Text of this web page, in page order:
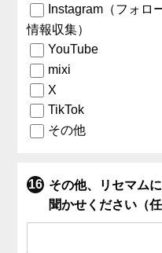
Instagram（フォロ
情報収集）
YouTube
mixi
X
TikTok
その他
その他、リセマム
聞かせください（任